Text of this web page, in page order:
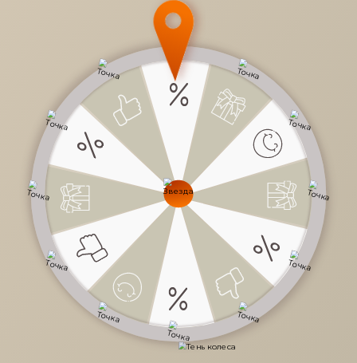
19 января прошла вечеринка-награждение дизайнеров
итогам Мотивационной программы за прошлый год
По итогам Мотивационной программы "Мир Мебели" и